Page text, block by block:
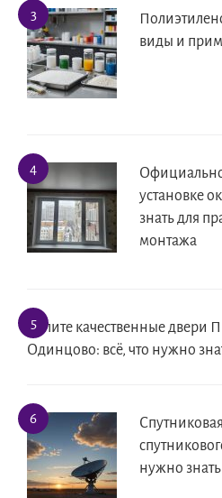
виды и
установке
знать для
монтажа
Купите качественные двери
Одинцово: всё, что нужно
нужно